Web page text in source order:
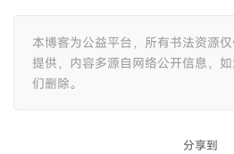
本博客为公益平台，所有书法资源
提供，内容多源自网络公开信息，
们删除。
分享到